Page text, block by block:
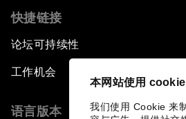
本网站使用 cookie
我们使用 Cookie 来
快捷链接
论坛可持续性
工作机会
语言版本